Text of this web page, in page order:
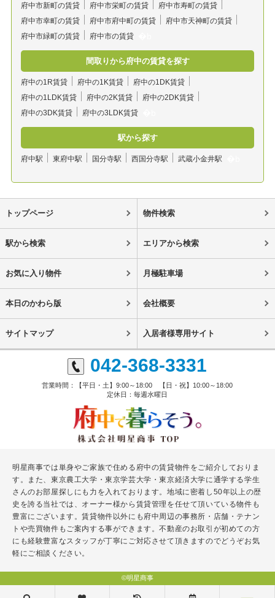
府中市新町の賃貸 府中市栄町の賃貸
府中市寿町の賃貸
府中市幸町の賃貸
府中市府中町の賃貸
府中市天神町の賃貸
府中市緑町の賃貸
府中市の賃貸
間取りから府中の賃貸を探す
府中の1R賃貸 府中の1K賃貸
府中の1DK賃貸
府中の1LDK賃貸
府中の2K賃貸
府中の2DK賃貸
府中の3DK賃貸
府中の3LDK賃貸
駅から探す
府中駅 東府中駅 国分寺駅 西国分寺駅 武蔵小金井駅
トップページ 物件検索
駅から検索 エリアから検索
お気に入り物件 月極駐車場
本日のかわら版 会社概要
サイトマップ 入居者様専用サイト
042-368-3331
営業時間：【平日・土】9:00～18:00 【日・祝】10:00～18:00
定休日：毎週水曜日
明星商事では単身やご家族で住める府中の賃貸物件をご紹介しておりま
す。また、東京農工大学・東京学芸大学・東京経済大学に通学する学生
さんのお部屋探しにも力を入れております。地域に密着し50年以上の歴
史を誇る当社では、オーナー様から賃貸管理を任せて頂いている物件も
豊富にございます。賃貸物件以外にも府中周辺の事務所・店舗・テナン
トや売買物件もご案内する事ができます。不動産のお取引が初めての方
にも経験豊富なスタッフが丁寧にご対応させて頂きますのでどうぞお気
軽にご相談ください。
©明星商事